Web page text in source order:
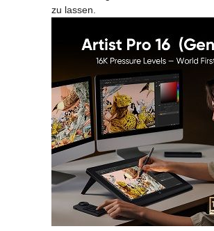
zu lassen.